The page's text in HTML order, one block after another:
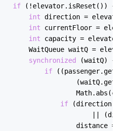
if (!elevator.isReset() ) {
int direction =
int currentFloor =
int capacity =
WaitQueue waitQ =
synchronized
(waitQ) {
if ((passenger.get
(waitQ.get
Math.
if (direction
||
distance =